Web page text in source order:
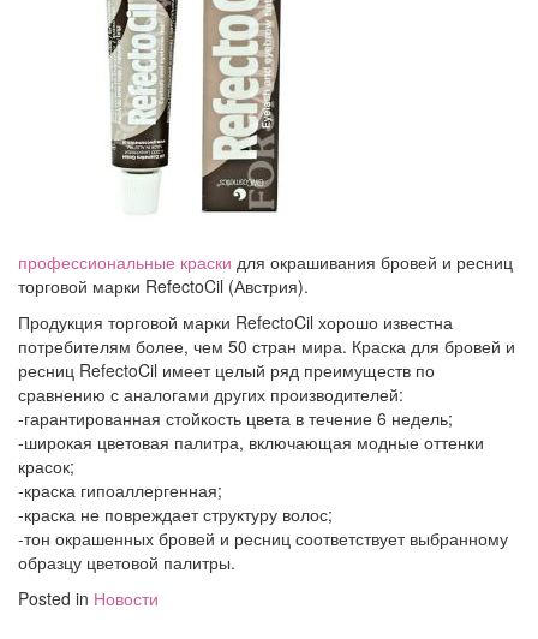
профессиональные краски для окрашивания бровей и ресниц
торговой марки RefectoCil (Австрия).
Продукция торговой марки RefectoCil хорошо известна
потребителям более, чем 50 стран мира. Краска для бровей и
ресниц RefectoCil имеет целый ряд преимуществ по
сравнению с аналогами других производителей:
-гарантированная стойкость цвета в течение 6 недель;
-широкая цветовая палитра, включающая модные оттенки
красок;
-краска гипоаллергенная;
-краска не повреждает структуру волос;
-тон окрашенных бровей и ресниц соответствует выбранному
образцу цветовой палитры.
Posted in Новости